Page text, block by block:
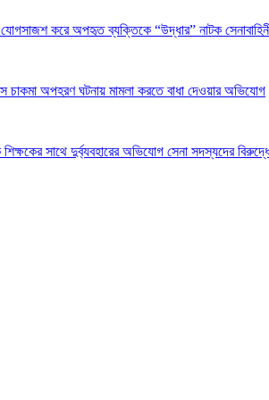
করে অপহৃত ব্যক্তিকে “উদ্ধার” নাটক
চাকমা অপহরণ ঘটনায় মামলা করতে বাধা দেওয়ার অভিযোগ
সাথে দুর্ব্যবহারের অভিযোগ সেনা সদস্যদের